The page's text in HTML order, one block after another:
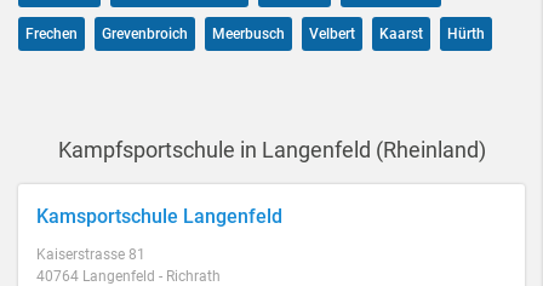
Frechen Grevenbroich Meerbusch Velbert Kaarst Hürth
Kampfsportschule in Langenfeld (Rheinland)
Kamsportschule Langenfeld
Kaiserstrasse 81
40764 Langenfeld - Richrath